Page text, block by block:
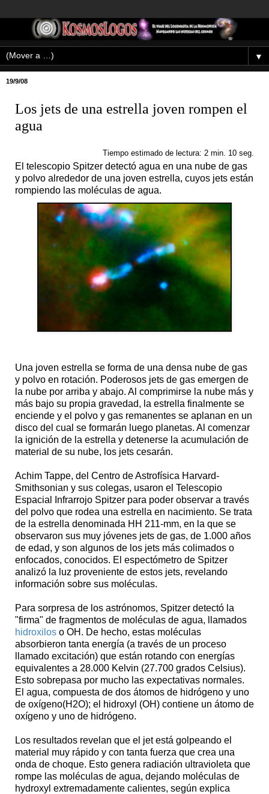
▼
19/9/08
Los jets de una estrella joven rompen el
agua
Tiempo estimado de lectura: 2 min. 10 seg.
El telescopio Spitzer detectó agua en una nube de gas
y polvo alrededor de una joven estrella, cuyos jets están
rompiendo las moléculas de agua.
Una joven estrella se forma de una densa nube de gas
y polvo en rotación. Poderosos jets de gas emergen de
la nube por arriba y abajo. Al comprimirse la nube más y
más bajo su propia gravedad, la estrella finalmente se
enciende y el polvo y gas remanentes se aplanan en un
disco del cual se formarán luego planetas. Al comenzar
la ignición de la estrella y detenerse la acumulación de
material de su nube, los jets cesarán.
Achim Tappe, del Centro de Astrofísica Harvard-
Smithsonian y sus colegas, usaron el Telescopio
Espacial Infrarrojo Spitzer para poder observar a través
del polvo que rodea una estrella en nacimiento. Se trata
de la estrella denominada HH 211-mm, en la que se
observaron sus muy jóvenes jets de gas, de 1.000 años
de edad, y son algunos de los jets más colimados o
enfocados, conocidos. El espectómetro de Spitzer
analizó la luz proveniente de estos jets, revelando
información sobre sus moléculas.
Para sorpresa de los astrónomos, Spitzer detectó la
"firma" de fragmentos de moléculas de agua, llamados
hidroxilos o OH. De hecho, estas moléculas
absorbieron tanta energía (a través de un proceso
llamado excitación) que están rotando con energías
equivalentes a 28.000 Kelvin (27.700 grados Celsius).
Esto sobrepasa por mucho las expectativas normales.
El agua, compuesta de dos átomos de hidrógeno y uno
de oxígeno(H2O); el hidroxyl (OH) contiene un átomo de
oxígeno y uno de hidrógeno.
Los resultados revelan que el jet está golpeando el
material muy rápido y con tanta fuerza que crea una
onda de choque. Esto genera radiación ultravioleta que
rompe las moléculas de agua, dejando moléculas de
hydroxyl extremadamente calientes, según explica